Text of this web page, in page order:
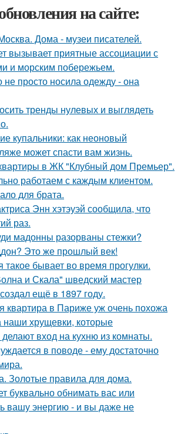
на сайте:
Дома - музеи писателей.
вызывает приятные ассоциации с
и морским побережьем.
просто носила одежду - она
тренды нулевых и выглядеть
купальники: как неоновый
может спасти вам жизнь.
в ЖК "Клубный дом Премьер".
работаем с каждым клиентом.
для брата.
Энн хэтэуэй сообщила, что
раз.
мадонны разорваны стежки?
Это же прошлый век!
такое бывает во время прогулки.
и Скала" шведский мастер
ещё в 1897 году.
квартира в Париже уж очень похожа
наши хрущевки, которые
вход на кухню из комнаты.
в поводе - ему достаточно
Золотые правила для дома.
буквально обнимать вас или
вашу энергию - и вы даже не